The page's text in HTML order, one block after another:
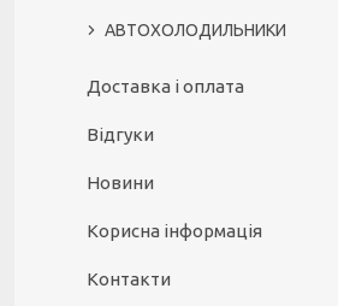
АВТОХОЛОДИЛЬНИКИ
Доставка і оплата
Відгуки
Новини
Корисна інформація
Контакти